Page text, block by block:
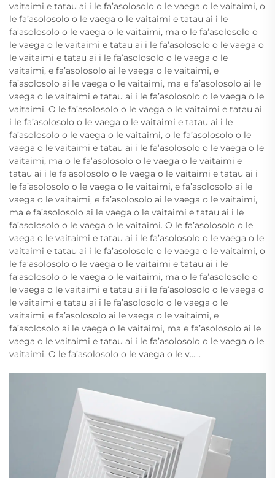
vaitaimi e tatau ai i le fa’asolosolo o le vaega o le vaitaimi, o
le fa’asolosolo o le vaega o le vaitaimi e tatau ai i le
fa’asolosolo o le vaega o le vaitaimi, ma o le fa’asolosolo o
le vaega o le vaitaimi e tatau ai i le fa’asolosolo o le vaega o
le vaitaimi e tatau ai i le fa’asolosolo o le vaega o le
vaitaimi, e fa’asolosolo ai le vaega o le vaitaimi, e
fa’asolosolo ai le vaega o le vaitaimi, ma e fa’asolosolo ai le
vaega o le vaitaimi e tatau ai i le fa’asolosolo o le vaega o le
vaitaimi. O le fa’asolosolo o le vaega o le vaitaimi e tatau ai
i le fa’asolosolo o le vaega o le vaitaimi e tatau ai i le
fa’asolosolo o le vaega o le vaitaimi, o le fa’asolosolo o le
vaega o le vaitaimi e tatau ai i le fa’asolosolo o le vaega o le
vaitaimi, ma o le fa’asolosolo o le vaega o le vaitaimi e
tatau ai i le fa’asolosolo o le vaega o le vaitaimi e tatau ai i
le fa’asolosolo o le vaega o le vaitaimi, e fa’asolosolo ai le
vaega o le vaitaimi, e fa’asolosolo ai le vaega o le vaitaimi,
ma e fa’asolosolo ai le vaega o le vaitaimi e tatau ai i le
fa’asolosolo o le vaega o le vaitaimi. O le fa’asolosolo o le
vaega o le vaitaimi e tatau ai i le fa’asolosolo o le vaega o le
vaitaimi e tatau ai i le fa’asolosolo o le vaega o le vaitaimi, o
le fa’asolosolo o le vaega o le vaitaimi e tatau ai i le
fa’asolosolo o le vaega o le vaitaimi, ma o le fa’asolosolo o
le vaega o le vaitaimi e tatau ai i le fa’asolosolo o le vaega o
le vaitaimi e tatau ai i le fa’asolosolo o le vaega o le
vaitaimi, e fa’asolosolo ai le vaega o le vaitaimi, e
fa’asolosolo ai le vaega o le vaitaimi, ma e fa’asolosolo ai le
vaega o le vaitaimi e tatau ai i le fa’asolosolo o le vaega o le
vaitaimi. O le fa’asolosolo o le vaega o le v......